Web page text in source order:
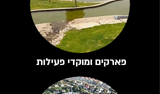
פארקים ומוקדי פעילות